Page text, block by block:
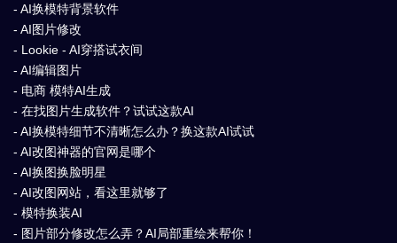
- AI换模特背景软件
- AI图片修改
- Lookie - AI穿搭试衣间
- AI编辑图片
- 电商 模特AI生成
- 在找图片生成软件？试试这款AI
- AI换模特细节不清晰怎么办？换这款AI试试
- AI改图神器的官网是哪个
- AI换图换脸明星
- AI改图网站，看这里就够了
- 模特换装AI
- 图片部分修改怎么弄？AI局部重绘来帮你！